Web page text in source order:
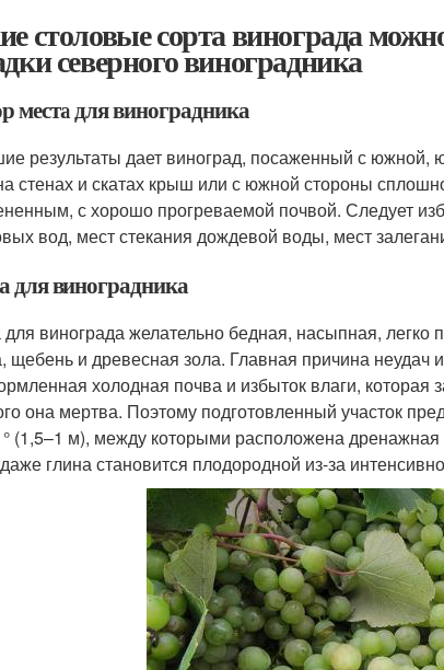
столовые сорта винограда
северного виноградника
места для виноградника
результаты дает виноград, посаженный с южной,
стенах и скатах крыш или с южной стороны
с хорошо прогреваемой почвой. Следует
вод, мест стекания дождевой воды, мест
для виноградника
винограда желательно бедная, насыпная, легко
щебень и древесная зола. Главная причина
холодная почва и избыток влаги,
она мертва. Поэтому подготовленный участок
(1,5–1 м), между которыми расположена
глина становится плодородной из-за